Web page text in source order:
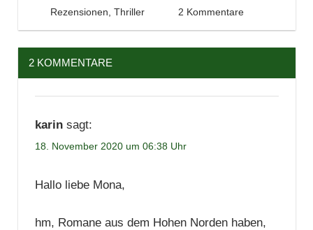
Thriller
17. November 2020
Tintenhain
Rezensionen ,Thriller 2 Kommentare
2 KOMMENTARE
karin sagt:
18. November 2020 um 06:38 Uhr
Hallo liebe Mona,
hm, Romane aus dem Hohen Norden haben,